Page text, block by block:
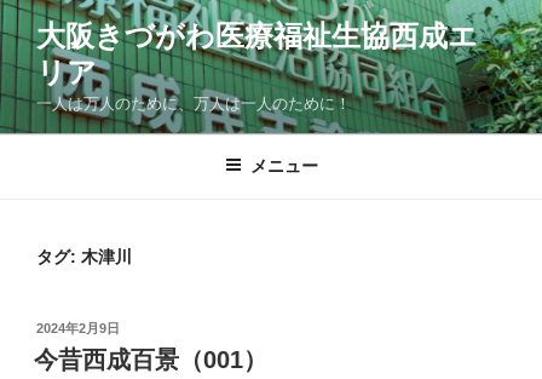
コ
ン
テ
ン
ツ
大阪きづがわ医療福祉生協西成エ
リア
一人は万人のために、万人は一人のために！
メニュー
タグ: 木津川
投
稿
日:
2024年2月9日
今昔西成百景（001）